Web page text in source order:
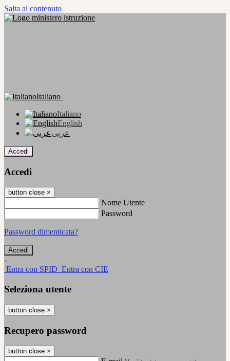
Salta al contenuto
Italiano
Italiano
English
عربى
Accedi
Accedi
button close ×
Nome Utente
Password
Password dimenticata?
-
Entra con SPID Entra con CIE
Seleziona utente
button close ×
Recupero password
button close ×